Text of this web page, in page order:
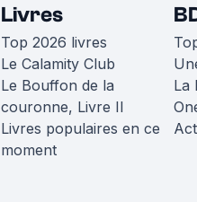
Livres
Top 2026 livres
Le Calamity Club
Le Bouffon de la
couronne, Livre II
Livres populaires en ce
moment
La